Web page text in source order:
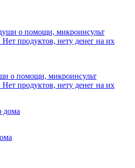
о помощи, микроинсульт
Нет продуктов, нету денег на их